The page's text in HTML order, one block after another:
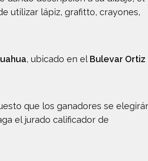
utilizar lápiz, grafitto, crayones,
, ubicado en el Bulevar Ortiz
que los ganadores se
el jurado calificador de